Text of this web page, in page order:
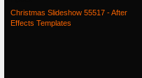
Christmas Slideshow 55517 - After
Effects Templates